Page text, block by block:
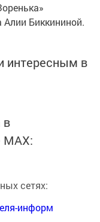
Биккининой.
интересным в
в
MАХ:
сетях:
информ